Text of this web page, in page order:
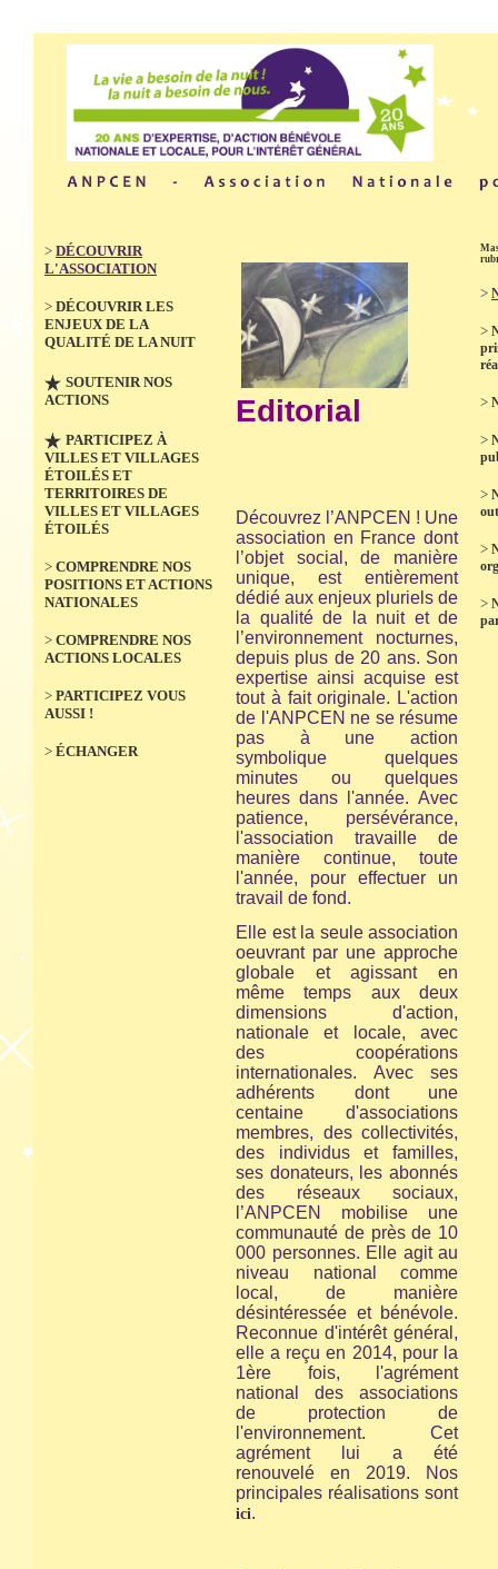
> DÉCOUVRIR
L'ASSOCIATION
> DÉCOUVRIR LES
ENJEUX DE LA
QUALITÉ DE LA NUIT
SOUTENIR NOS
ACTIONS
PARTICIPEZ À
VILLES ET VILLAGES
ÉTOILÉS ET
TERRITOIRES DE
VILLES ET VILLAGES
ÉTOILÉS
> COMPRENDRE NOS
POSITIONS ET ACTIONS
NATIONALES
> COMPRENDRE NOS
ACTIONS LOCALES
> PARTICIPEZ VOUS
AUSSI !
> ÉCHANGER
Editorial
Découvrez l’ANPCEN ! Une
association en France dont
l’objet social, de manière
unique, est entièrement
dédié aux enjeux pluriels de
la qualité de la nuit et de
l’environnement nocturnes,
depuis plus de 20 ans. Son
expertise ainsi acquise est
tout à fait originale. L'action
de l'ANPCEN ne se résume
pas à une action
symbolique quelques
minutes ou quelques
heures dans l'année. Avec
patience, persévérance,
l'association travaille de
manière continue, toute
l'année, pour effectuer un
travail de fond.
Elle est la seule association
oeuvrant par une approche
globale et agissant en
même temps aux deux
dimensions d'action,
nationale et locale, avec
des coopérations
internationales. Avec ses
adhérents dont une
centaine d'associations
membres, des collectivités,
des individus et familles,
ses donateurs, les abonnés
des réseaux sociaux,
l’ANPCEN mobilise une
communauté de près de 10
000 personnes. Elle agit au
niveau national comme
local, de manière
désintéressée et bénévole.
Reconnue d'intérêt général,
elle a reçu en 2014, pour la
1ère fois, l'agrément
national des associations
de protection de
l'environnement. Cet
agrément lui a été
renouvelé en 2019. Nos
principales réalisations sont
ici.
>
>
>
>
>
>
>